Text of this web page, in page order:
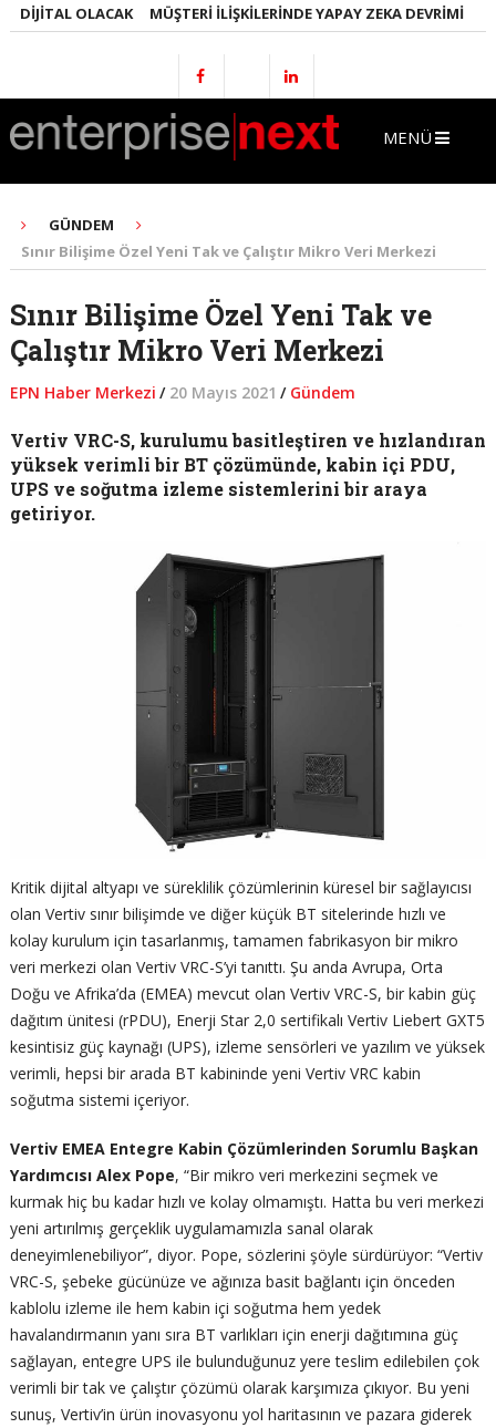
OLACAK MÜŞTERI İLIŞKILERINDE YAPAY ZEKA DEVRIMI
MENÜ
GÜNDEM
Sınır Bilişime Özel Yeni Tak ve Çalıştır Mikro Veri Merkezi
Sınır Bilişime Özel Yeni Tak ve
Çalıştır Mikro Veri Merkezi
EPN Haber Merkezi / 20 Mayıs 2021 / Gündem
Vertiv VRC-S, kurulumu basitleştiren ve hızlandıran
yüksek verimli bir BT çözümünde, kabin içi PDU,
UPS ve soğutma izleme sistemlerini bir araya
getiriyor.
Kritik dijital altyapı ve süreklilik çözümlerinin küresel bir sağlayıcısı
olan Vertiv sınır bilişimde ve diğer küçük BT sitelerinde hızlı ve
kolay kurulum için tasarlanmış, tamamen fabrikasyon bir mikro
veri merkezi olan Vertiv VRC-S’yi tanıttı. Şu anda Avrupa, Orta
Doğu ve Afrika’da (EMEA) mevcut olan Vertiv VRC-S, bir kabin güç
dağıtım ünitesi (rPDU), Enerji Star 2,0 sertifikalı Vertiv Liebert GXT5
kesintisiz güç kaynağı (UPS), izleme sensörleri ve yazılım ve yüksek
verimli, hepsi bir arada BT kabininde yeni Vertiv VRC kabin
soğutma sistemi içeriyor.
Vertiv EMEA Entegre Kabin Çözümlerinden Sorumlu Başkan
Yardımcısı Alex Pope, “Bir mikro veri merkezini seçmek ve
kurmak hiç bu kadar hızlı ve kolay olmamıştı. Hatta bu veri merkezi
yeni artırılmış gerçeklik uygulamamızla sanal olarak
deneyimlenebiliyor”, diyor. Pope, sözlerini şöyle sürdürüyor: “Vertiv
VRC-S, şebeke gücünüze ve ağınıza basit bağlantı için önceden
kablolu izleme ile hem kabin içi soğutma hem yedek
havalandırmanın yanı sıra BT varlıkları için enerji dağıtımına güç
sağlayan, entegre UPS ile bulunduğunuz yere teslim edilebilen çok
verimli bir tak ve çalıştır çözümü olarak karşımıza çıkıyor. Bu yeni
sunuş, Vertiv’in ürün inovasyonu yol haritasının ve pazara giderek